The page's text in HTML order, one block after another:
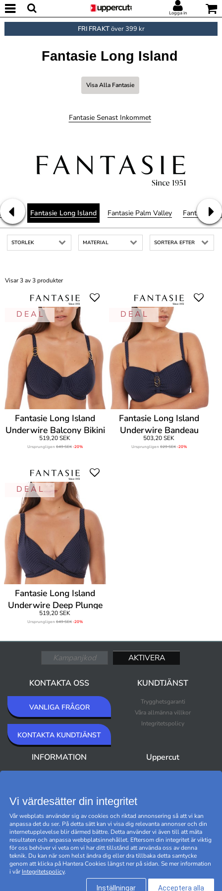
Logga in
FRI FRAKTöver 399 kr
Fantasie Long Island
Visa Alla Fantasie
Fantasie Senast Inkommet
Kotu Fantasie Long Island Fantasie Palm Valley Fantasie
STORLEK MATERIAL SORTERA EFTER
Visar 3 av 3 produkter
D E A L
Fantasie Long Island
Underwire Balcony Bikini
519,20 SEK
Ursprungligen649 SEK-20%
D E A L
Fantasie Long Island
Underwire Bandeau
Bikini
503,20 SEK
Ursprungligen629 SEK-20%
D E A L
Fantasie Long Island
Underwire Deep Plunge
Bikini
519,20 SEK
Ursprungligen649 SEK-20%
KONTAKTA OSS
VANLIGA FRÅGOR
KONTAKTA KUNDTJÄNST
KUNDTJÄNST
Trygghetsgaranti
Våra allmänna villkor
Integritetspolicy
INFORMATION Uppercut
Black Friday
Hantera cookies
Vi värdesätter din integritet
Vår webplats använder sig av cookies och riktad annonsering så att vi kan
anpassa det du ser. På detta sätt kan vi visa dig relevanta annonser och din
internetupplevelse blir därmed bättre. Detta använder vi även till att mäta
resultaten och anpassa webbplatsinnehållet. Eftersom din integritet är viktig
för oss behöver vi veta om vi har ditt tillstånd att använda oss av denna
teknik. Du kan när som helst ändra dig eller dra tillbaka detta samtycke
genom att klicka på Hantera Cookies längst ner på sidan. Se mer information
i vårIntegritetspolicy.
Inställningar Acceptera alla